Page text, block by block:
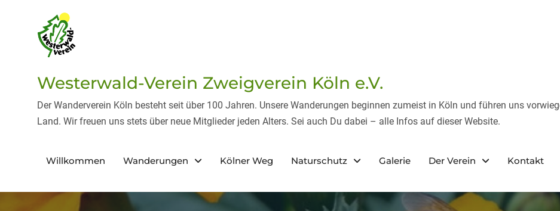
Westerwald-Verein Zweigverein Köln e.V.
Der Wanderverein Köln besteht seit über 100 Jahren. Unsere Wanderungen beginnen zumeist in Köln und führen uns
Land. Wir freuen uns stets über neue Mitglieder jeden Alters. Sei auch Du dabei – alle Infos auf dieser Website.
Willkommen Wanderungen Kölner Weg Naturschutz Galerie Der Verein Kontakt